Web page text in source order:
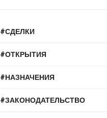
#СДЕЛКИ
#ОТКРЫТИЯ
#НАЗНАЧЕНИЯ
#ЗАКОНОДАТЕЛЬСТВО